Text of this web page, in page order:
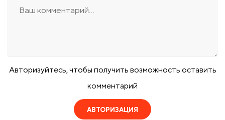
Авторизуйтесь, чтобы получить возможность оставить
комментарий
АВТОРИЗАЦИЯ